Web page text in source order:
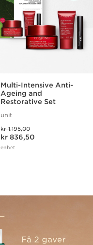
Multi-Intensive Anti-
Ageing and
Restorative Set
unit
Tidligere pris kr 1.195,00
kr 1.195,00
Nåværende pris kr 836,50
kr 836,50
enhet